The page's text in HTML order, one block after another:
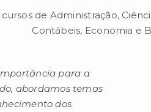
de Administração,
Contábeis, Economia e
para a
abordamos temas
dos